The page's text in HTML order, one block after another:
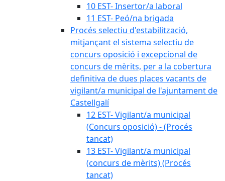
10 EST- Insertor/a laboral
11 EST- Peó/na brigada
Procés selectiu d'estabilització,
mitjançant el sistema selectiu de
concurs oposició i excepcional de
concurs de mèrits, per a la cobertura
definitiva de dues places vacants de
vigilant/a municipal de l'ajuntament de
Castellgalí
12 EST- Vigilant/a municipal
(Concurs oposició) - (Procés
tancat)
13 EST- Vigilant/a municipal
(concurs de mèrits) (Procés
tancat)